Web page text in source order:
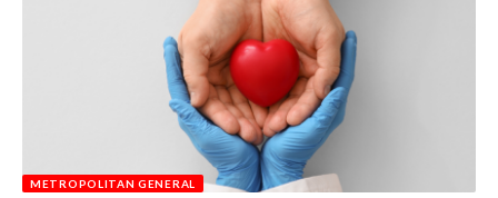
METROPOLITAN GENERAL